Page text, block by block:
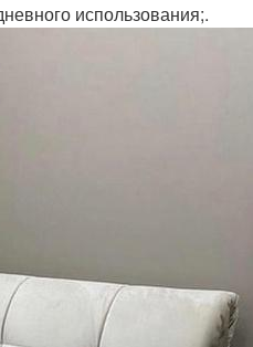
использования;.